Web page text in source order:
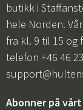
butikk i
hele Norden.
fra kl. 9 til 15 og
telefon +46 46
Abonner på